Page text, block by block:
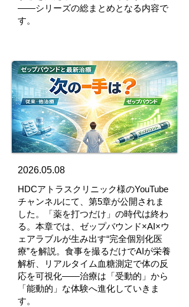
――シリーズの総まとめとなる内容で
す。
2026.05.08
HDCアトラスクリニック様のYouTube
チャンネルにて、第5章が公開されま
した。「薬を打つだけ」の時代は終わ
る。本章では、ゼップバウンド×AI×ウ
ェアラブルが生み出す“完全個別化医
療”を解説。食事を撮るだけでAIが栄養
解析、リアルタイム血糖測定で体の反
応を可視化――治療は「受動的」から
「能動的」な体験へ進化していきま
す。